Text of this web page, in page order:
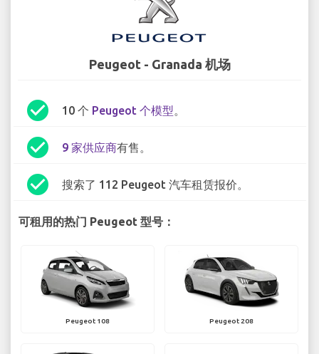
Peugeot - Granada 机场
check_circle 10 个 Peugeot 个模型。
check_circle 9 家供应商有售。
check_circle 搜索了 112 Peugeot 汽车租赁报价。
可租用的热门 Peugeot 型号：
Peugeot 108 Peugeot 208